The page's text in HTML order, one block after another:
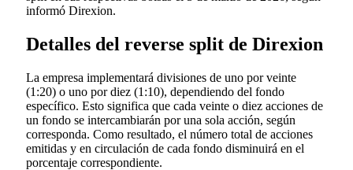
informó Direxion.
Detalles del reverse split de Direxion
La empresa implementará divisiones de uno por veinte
(1:20) o uno por diez (1:10), dependiendo del fondo
específico. Esto significa que cada veinte o diez acciones de
un fondo se intercambiarán por una sola acción, según
corresponda. Como resultado, el número total de acciones
emitidas y en circulación de cada fondo disminuirá en el
porcentaje correspondiente.